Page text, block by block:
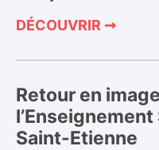
DÉCOUVRIR ➞
Retour en
Saint-Etienne